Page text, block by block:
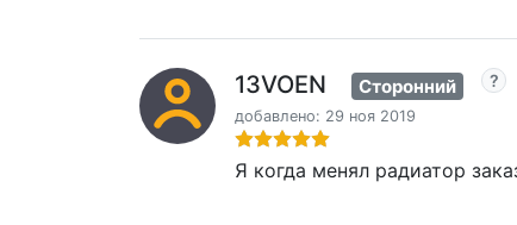
13VOEN Сторонний
добавлено: 29 ноя 2019
Я когда менял радиатор